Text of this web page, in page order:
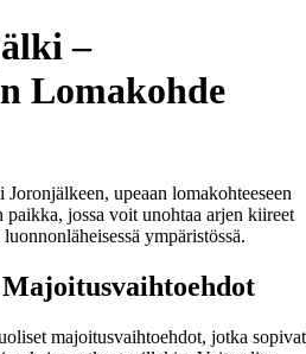
–
Lomakohde
upeaan lomakohteeseen
jossa voit unohtaa arjen kiireet
ympäristössä.
majoitusvaihtoehdot, jotka sopivat